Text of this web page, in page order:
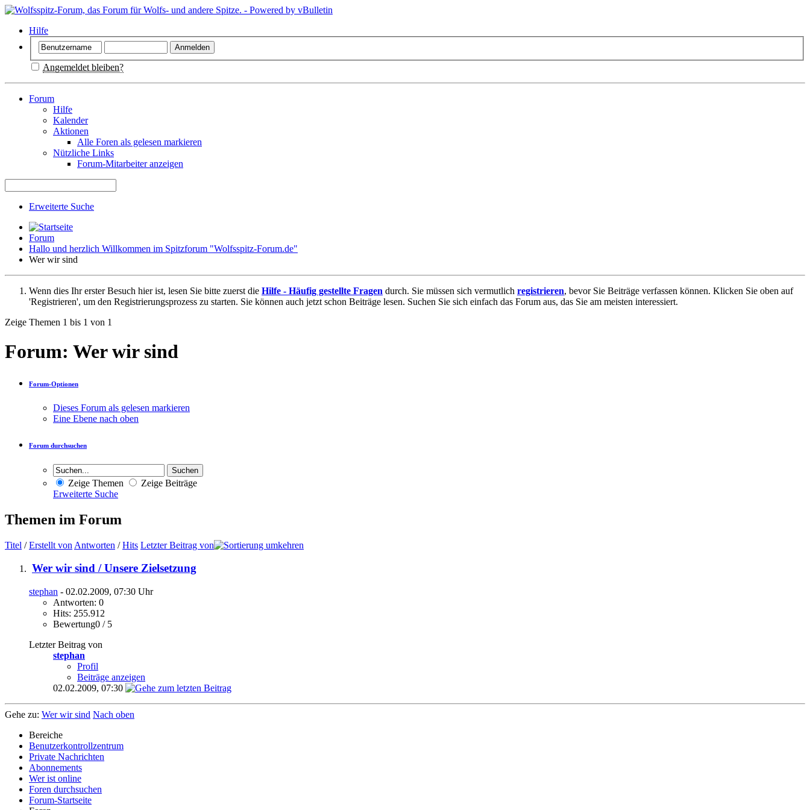
Hilfe
Angemeldet bleiben?
Forum
Hilfe
Kalender
Aktionen
Alle Foren als gelesen markieren
Nützliche Links
Forum-Mitarbeiter anzeigen
Erweiterte Suche
Forum
Hallo und herzlich Willkommen im Spitzforum "Wolfsspitz-Forum.de"
Wer wir sind
Wenn dies Ihr erster Besuch hier ist, lesen Sie bitte zuerst die Hilfe - Häufig gestellte Fragen durch. Sie müssen sich vermutlich registrieren, bevor Sie Beiträge verfassen können. Klicken Sie oben auf
'Registrieren', um den Registrierungsprozess zu starten. Sie können auch jetzt schon Beiträge lesen. Suchen Sie sich einfach das Forum aus, das Sie am meisten interessiert.
Zeige Themen 1 bis 1 von 1
Forum: Wer wir sind
Forum-Optionen
Dieses Forum als gelesen markieren
Eine Ebene nach oben
Forum durchsuchen
Zeige Themen
Zeige Beiträge
Erweiterte Suche
Themen im Forum
Titel /Erstellt von Antworten /Hits Letzter Beitrag von
Wer wir sind / Unsere Zielsetzung
stephan - 02.02.2009, 07:30 Uhr
Antworten: 0
Hits: 255.912
Bewertung0 / 5
Letzter Beitrag von
stephan
Profil
Beiträge anzeigen
02.02.2009, 07:30
Gehe zu: Wer wir sind Nach oben
Bereiche
Benutzerkontrollzentrum
Private Nachrichten
Abonnements
Wer ist online
Foren durchsuchen
Forum-Startseite